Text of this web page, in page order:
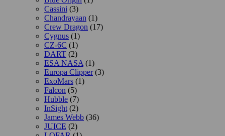
Cassini (3)
Chandrayaan (1)
Crew Dragon (17)
Cygnus (1)
CZ-6C (1)
DART (2)
ESA NASA (1)
Europa Clipper(3)
ExoMars (1)
Falcon (5)
Hubble (7)
InSight (2)
James Webb (36)
JUICE (2)